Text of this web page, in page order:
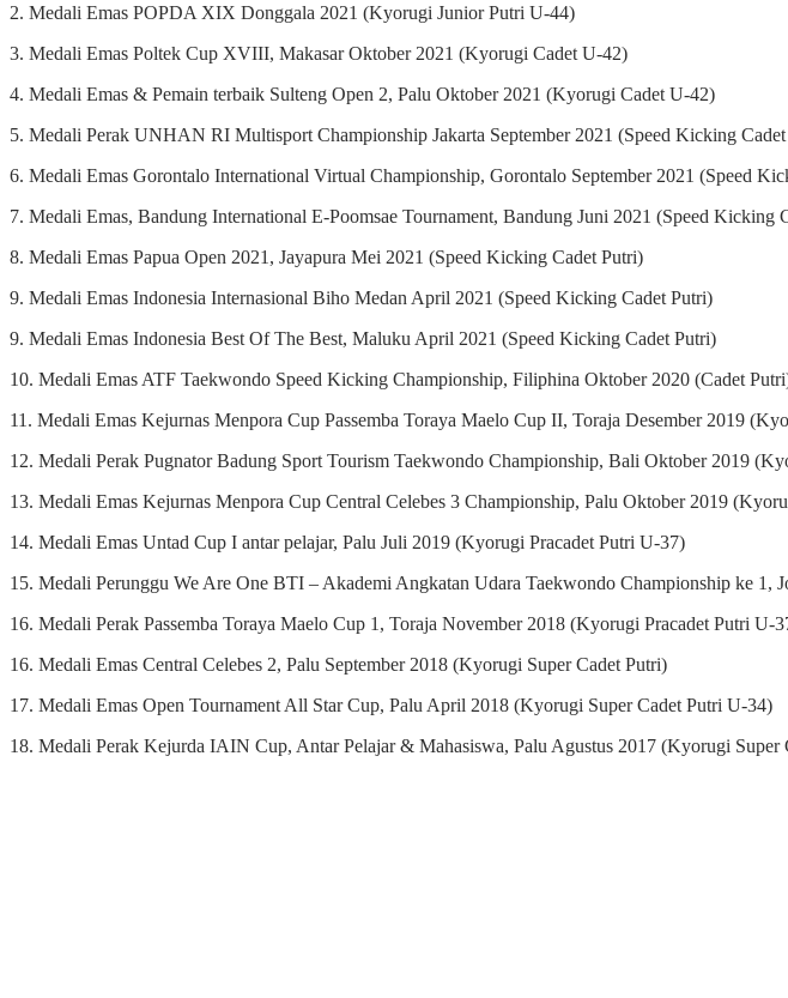
2. Medali Emas POPDA XIX Donggala 2021 (Kyorugi Junior Putri U-44)
3. Medali Emas Poltek Cup XVIII, Makasar Oktober 2021 (Kyorugi Cadet U-42)
4. Medali Emas & Pemain terbaik Sulteng Open 2, Palu Oktober 2021 (Kyorugi Cadet U-42)
5. Medali Perak UNHAN RI Multisport Championship Jakarta September 2021 (Speed Kicking
6. Medali Emas Gorontalo International Virtual Championship, Gorontalo September 2021 (Speed
7. Medali Emas, Bandung International E-Poomsae Tournament, Bandung Juni 2021 (Speed Kicking
8. Medali Emas Papua Open 2021, Jayapura Mei 2021 (Speed Kicking Cadet Putri)
9. Medali Emas Indonesia Internasional Biho Medan April 2021 (Speed Kicking Cadet Putri)
9. Medali Emas Indonesia Best Of The Best, Maluku April 2021 (Speed Kicking Cadet Putri)
10. Medali Emas ATF Taekwondo Speed Kicking Championship, Filiphina Oktober 2020 (Cadet
11. Medali Emas Kejurnas Menpora Cup Passemba Toraya Maelo Cup II, Toraja Desember 2019
12. Medali Perak Pugnator Badung Sport Tourism Taekwondo Championship, Bali Oktober 2019
13. Medali Emas Kejurnas Menpora Cup Central Celebes 3 Championship, Palu Oktober 2019
14. Medali Emas Untad Cup I antar pelajar, Palu Juli 2019 (Kyorugi Pracadet Putri U-37)
15. Medali Perunggu We Are One BTI – Akademi Angkatan Udara Taekwondo Championship ke 1,
16. Medali Perak Passemba Toraya Maelo Cup 1, Toraja November 2018 (Kyorugi Pracadet Putri U-
16. Medali Emas Central Celebes 2, Palu September 2018 (Kyorugi Super Cadet Putri)
17. Medali Emas Open Tournament All Star Cup, Palu April 2018 (Kyorugi Super Cadet Putri U-34)
18. Medali Perak Kejurda IAIN Cup, Antar Pelajar & Mahasiswa, Palu Agustus 2017 (Kyorugi